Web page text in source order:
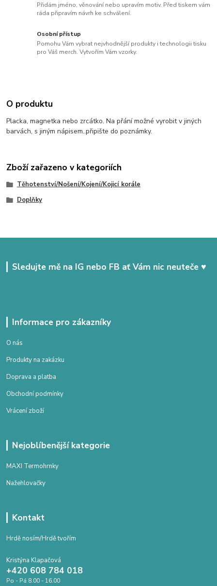
Přidám jméno, věnování nebo upravím motiv. Před tiskem vám
ráda připravím návrh ke schválení.
Osobní přístup
Pomohu Vám vybrat nejvhodnější produkty i technologii tisku
pro Váš merch. Vytvořím Vám vzorky.
O produktu
Placka, magnetka nebo zrcátko. Na přání možné vyrobit v jiných
barvách, s jiným nápisem..připište do poznámky.
Zboží zařazeno v kategoriích
Těhotenství/Nošení/Kojení/Kojicí korále
Doplňky
Sledujte mě na IG nebo FB ať Vám nic neuteče ♥
Informace pro zákazníky
O nás
Produkty na zakázku
Doprava a platba
Obchodní podmínky
Vrácení zboží
Nejoblíbenější kategorie
MAXI Termohrnky
Nažehlovačky
Kontakt
Hrdě nosím/Hrdě tvořím
Kristýna Klapačová
+420 608 784 018
Po - Pá 8.00 - 16.00